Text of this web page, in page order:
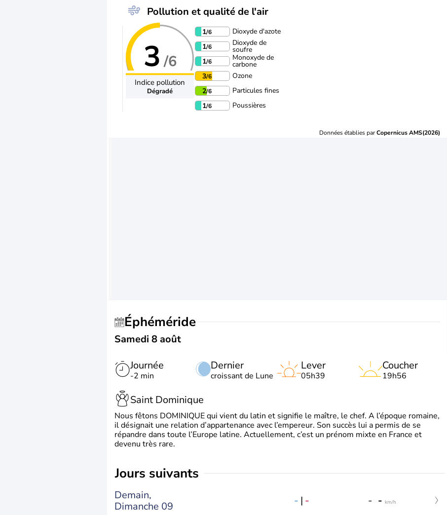
Pollution et qualité de l'air
3 /6
Indice pollution
Dégradé
1/6
Dioxyde d'azote
1/6 Dioxyde de
soufre
1/6 Monoxyde de
carbone
3/6
Ozone
2/6
Particules fines
1/6 Poussières
Données établies parCopernicus AMS(2026)
Éphéméride
Samedi 8 août
Journée
-2 min
Dernier
croissant de Lune
Lever
05h39
Coucher
19h56
Saint Dominique
Nous fêtons DOMINIQUE qui vient du latin et signifie le maître, le chef. A l’époque romaine,
il désignait une relation d’appartenance avec l’empereur. Son succès lui a permis de se
répandre dans toute l’Europe latine. Actuellement, c’est un prénom mixte en France et
devenu très rare.
jours suivants
Demain,
Dimanche 09
- | - - - km/h